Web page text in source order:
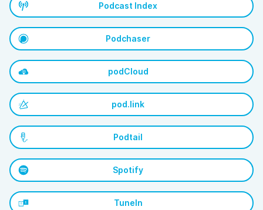
Podcast Index
Podchaser
podCloud
pod.link
Podtail
Spotify
TuneIn